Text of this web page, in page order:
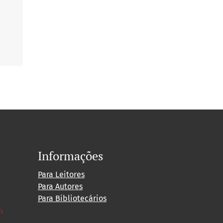
Informações
Para Leitores
Para Autores
Para Bibliotecários